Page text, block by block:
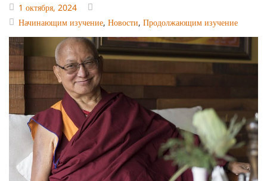
1 октября, 2024
Начинающим изучение, Новости, Продолжающим изучение